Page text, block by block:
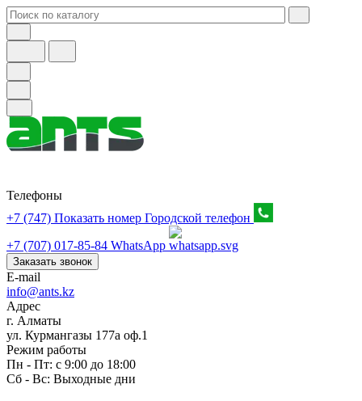
Телефоны
+7 (747) Показать номер Городской телефон
+7 (707) 017-85-84 WhatsApp
Заказать звонок
E-mail
info@ants.kz
Адрес
г. Алматы
ул. Курмангазы 177а оф.1
Режим работы
Пн - Пт: с 9:00 до 18:00
Сб - Вс: Выходные дни